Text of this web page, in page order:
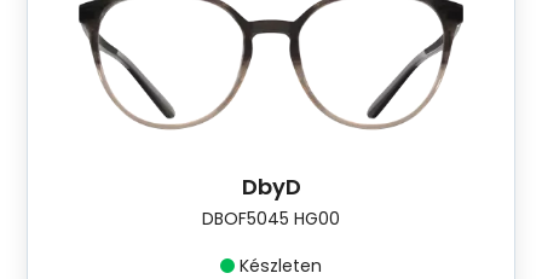
DbyD
DBOF5045 HG00
Készleten